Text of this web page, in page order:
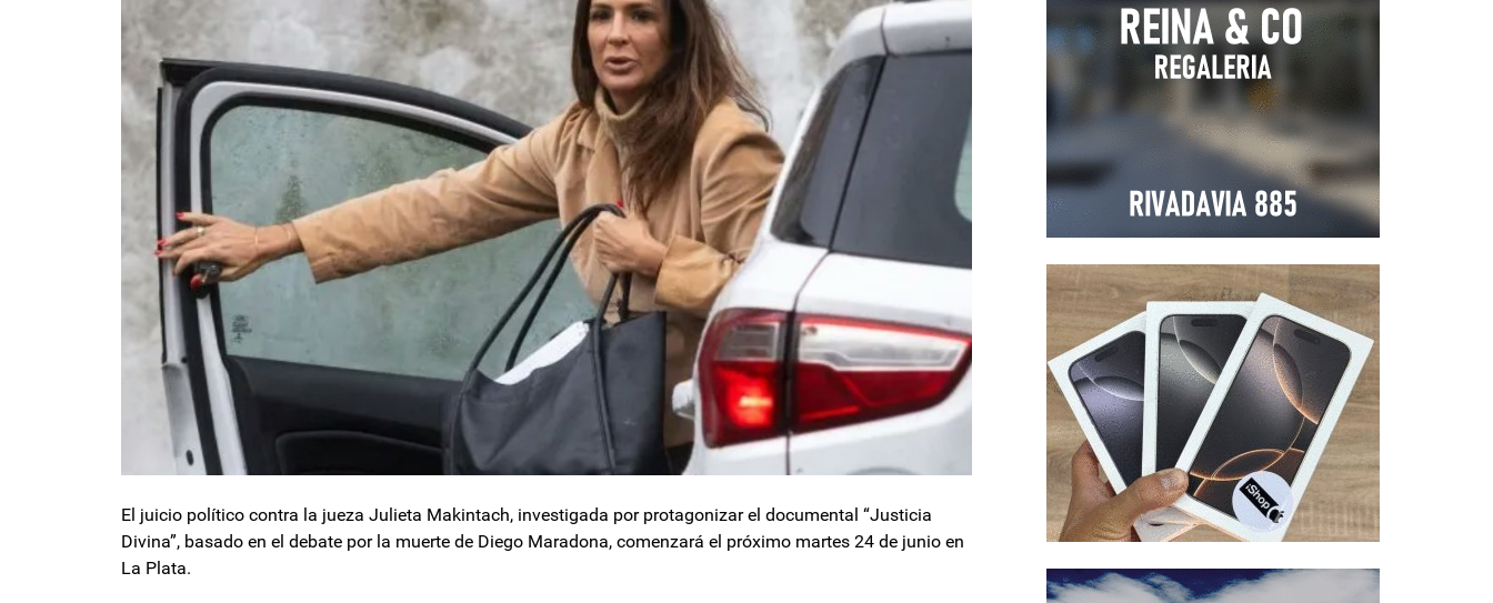
El juicio político contra la jueza Julieta Makintach, investigada por protagonizar el documental “Justicia
Divina”, basado en el debate por la muerte de Diego Maradona, comenzará el próximo martes 24 de junio en
La Plata.